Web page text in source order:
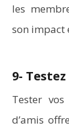
les
son impact
9-
Tester
d’amis